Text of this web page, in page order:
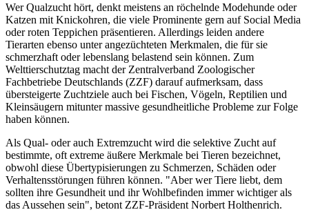
Wer Qualzucht hört, denkt meistens an röchelnde Modehunde oder
Katzen mit Knickohren, die viele Prominente gern auf Social Media
oder roten Teppichen präsentieren. Allerdings leiden andere
Tierarten ebenso unter angezüchteten Merkmalen, die für sie
schmerzhaft oder lebenslang belastend sein können. Zum
Welttierschutztag macht der Zentralverband Zoologischer
Fachbetriebe Deutschlands (ZZF) darauf aufmerksam, dass
übersteigerte Zuchtziele auch bei Fischen, Vögeln, Reptilien und
Kleinsäugern mitunter massive gesundheitliche Probleme zur Folge
haben können.
Als Qual- oder auch Extremzucht wird die selektive Zucht auf
bestimmte, oft extreme äußere Merkmale bei Tieren bezeichnet,
obwohl diese Übertypisierungen zu Schmerzen, Schäden oder
Verhaltensstörungen führen können. "Aber wer Tiere liebt, dem
sollten ihre Gesundheit und ihr Wohlbefinden immer wichtiger als
das Aussehen sein", betont ZZF-Präsident Norbert Holthenrich.